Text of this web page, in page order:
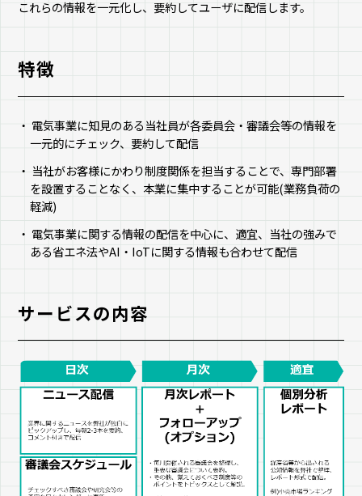
これらの情報を一元化し、要約してユーザに配信します。
特徴
電気事業に知見のある当社員が各委員会・審議会等の情報を
一元的にチェック、要約して配信
当社がお客様にかわり制度関係を担当することで、専門部署
を設置することなく、本業に集中することが可能(業務負荷の
軽減)
電気事業に関する情報の配信を中心に、適宜、当社の強みで
ある省エネ法やAI・IoTに関する情報も合わせて配信
サービスの内容